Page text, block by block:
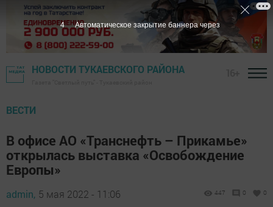
НОВОСТИ ТУКАЕВСКОГО РАЙОНА
ВЕСТИ
В офисе АО «Транснефть – Прикамье»
открылась выставка «Освобождение
Европы»
admin, 5 мая 2022 - 11:06 447 0 0
3 Автоматическое закрытие баннера через